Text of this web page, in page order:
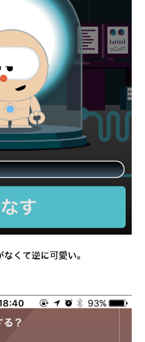
くて逆に可愛い。